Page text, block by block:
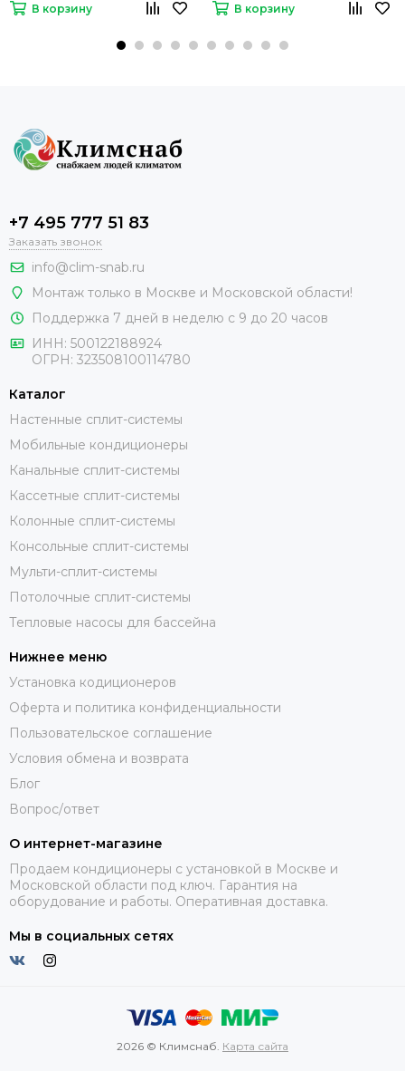
В корзину В корзину
+7 495 777 51 83
Заказать звонок
info@clim-snab.ru
Монтаж только в Москве и Московской области!
Поддержка 7 дней в неделю с 9 до 20 часов
ИНН: 500122188924
ОГРН: 323508100114780
Каталог
Настенные сплит-системы
Мобильные кондиционеры
Канальные сплит-системы
Кассетные сплит-системы
Колонные сплит-системы
Консольные сплит-системы
Мульти-сплит-системы
Потолочные сплит-системы
Тепловые насосы для бассейна
Нижнее меню
Установка кодиционеров
Оферта и политика конфиденциальности
Пользовательское соглашение
Условия обмена и возврата
Блог
Вопрос/ответ
О интернет-магазине
Продаем кондиционеры с установкой в Москве и
Московской области под ключ. Гарантия на
оборудование и работы. Оперативная доставка.
Мы в социальных сетях
2026 © Климснаб. Карта сайта